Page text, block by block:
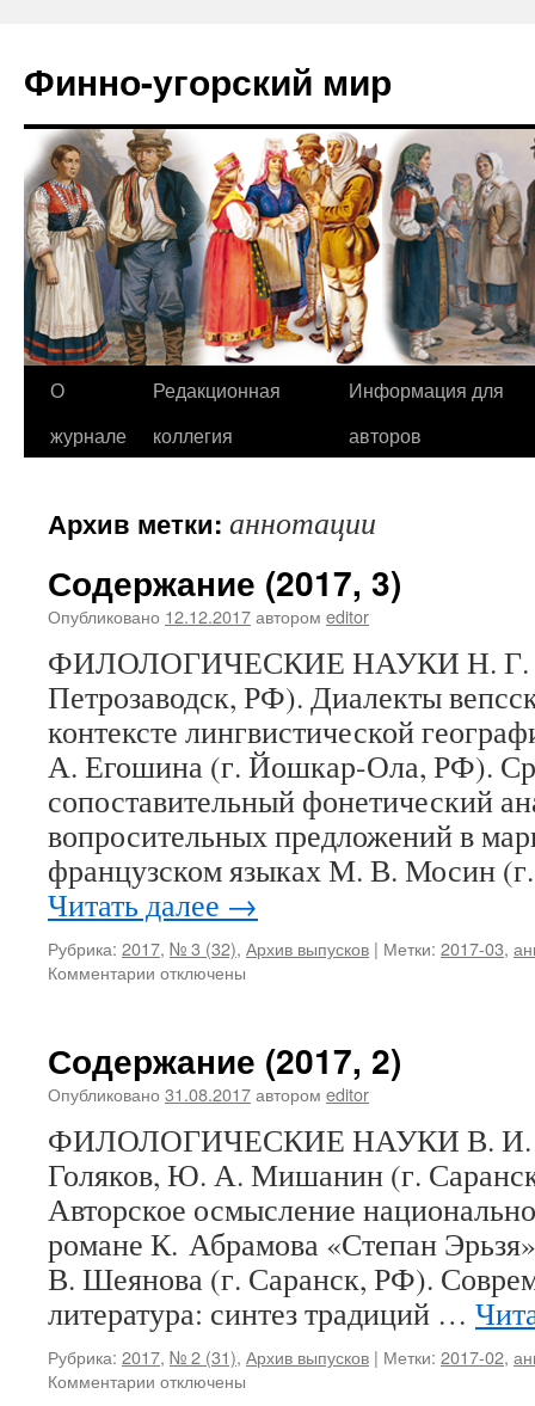
Финно-угорский мир
Перейти
О
журнале
Редакционная
коллегия
Информация для
авторов
Архив метки: аннотации
Содержание (2017, 3)
Опубликовано 12.12.2017автором editor
ФИЛОЛОГИЧЕСКИЕ НАУКИ Н. Г.
Петрозаводск, РФ). Диалекты
контексте лингвистической
А. Егошина (г. Йошкар-Ола, РФ).
сопоставительный фонетический
вопросительных предложений в
французском языках М. В. Мосин
Читать далее →
Рубрика: 2017, № 3 (32), Архив выпусков | Метки: 2017-03,
Комментарии к
3)
отключены
Содержание (2017, 2)
Опубликовано 31.08.2017автором editor
ФИЛОЛОГИЧЕСКИЕ НАУКИ В. И.
Голяков, Ю. А. Мишанин (г.
Авторское осмысление
романе К. Абрамова «Степан
В. Шеянова (г. Саранск, РФ).
литература: синтез традиций …
Рубрика: 2017, № 2 (31), Архив выпусков | Метки: 2017-02,
Комментарии котключены